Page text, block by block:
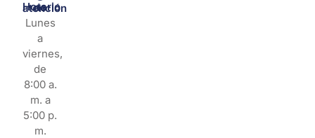
Horario de atención
Lunes
a
viernes,
de
8:00 a.
m. a
5:00 p.
m.